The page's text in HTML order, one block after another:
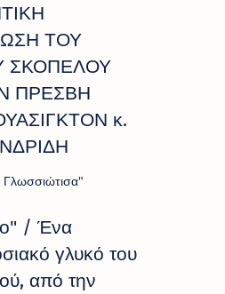
ΤΟΥ
ΣΚΟΠΕΛΟΥ
ΠΡΕΣΒΗ
κ.
/ Ένα
γλυκό του
από την